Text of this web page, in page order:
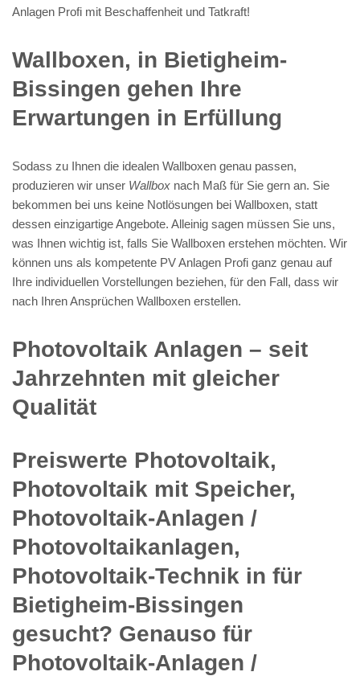
Anlagen Profi mit Beschaffenheit und Tatkraft!
Wallboxen, in Bietigheim-
Bissingen gehen Ihre
Erwartungen in Erfüllung
Sodass zu Ihnen die idealen Wallboxen genau passen,
produzieren wir unser Wallbox nach Maß für Sie gern an. Sie
bekommen bei uns keine Notlösungen bei Wallboxen, statt
dessen einzigartige Angebote. Alleinig sagen müssen Sie uns,
was Ihnen wichtig ist, falls Sie Wallboxen erstehen möchten. Wir
können uns als kompetente PV Anlagen Profi ganz genau auf
Ihre individuellen Vorstellungen beziehen, für den Fall, dass wir
nach Ihren Ansprüchen Wallboxen erstellen.
Photovoltaik Anlagen – seit
Jahrzehnten mit gleicher
Qualität
Preiswerte Photovoltaik,
Photovoltaik mit Speicher,
Photovoltaik-Anlagen /
Photovoltaikanlagen,
Photovoltaik-Technik in für
Bietigheim-Bissingen
gesucht? Genauso für
Photovoltaik-Anlagen /